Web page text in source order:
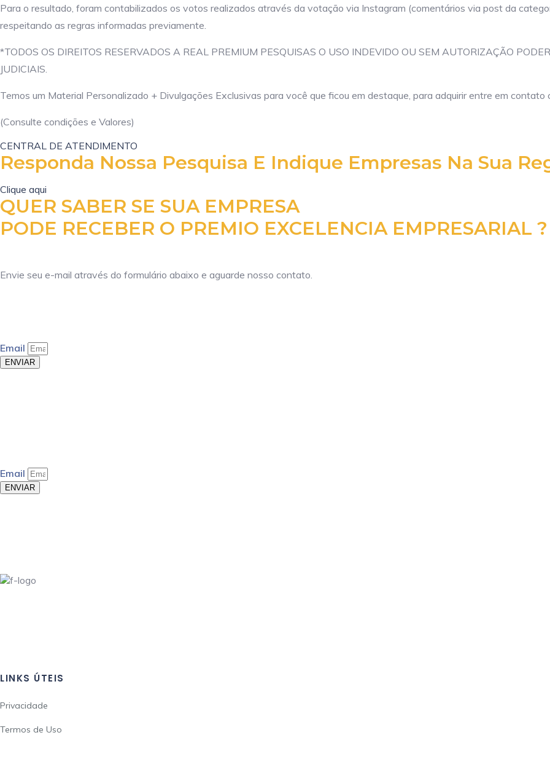
Para o resultado, foram contabilizados os votos realizados através da votação via Instagram (comentários via post da
respeitando as regras informadas previamente.
*TODOS OS DIREITOS RESERVADOS A REAL PREMIUM PESQUISAS O USO INDEVIDO OU SEM AUTORIZAÇÃO
JUDICIAIS.
Temos um Material Personalizado + Divulgações Exclusivas para você que ficou em destaque, para adquirir entre em
(Consulte condições e Valores)
CENTRAL DE ATENDIMENTO
Responda Nossa Pesquisa E Indique Empresas Na Sua
Clique aqui
QUER SABER SE SUA EMPRESA
PODE RECEBER O PREMIO EXCELENCIA EMPRESARIAL ?
Envie seu e-mail através do formulário abaixo e aguarde nosso contato.
Email
ENVIAR
Email
ENVIAR
LINKS ÚTEIS
Privacidade
Termos de Uso